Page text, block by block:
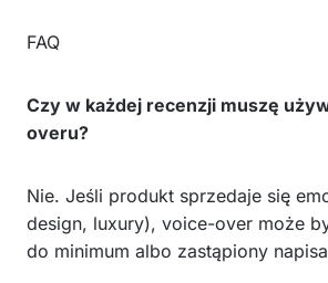
FAQ
Czy w każdej recenzji muszę
overu?
Nie. Jeśli produkt sprzedaje się
design, luxury), voice-over może
do minimum albo zastąpiony